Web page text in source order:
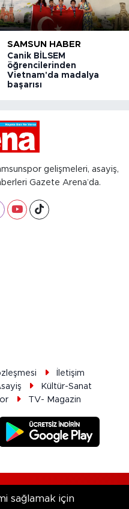
SAMSUN HABER
Canik BİLSEM
öğrencilerinden
Vietnam'da madalya
başarısı
gelişmeleri, asayiş,
Gazete Arena’da.
İletişim
Kültür-Sanat
TV- Magazin
sağlamak için